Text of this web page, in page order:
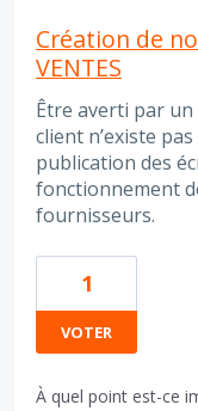
Création de
VENTES
Être averti par un
client n’existe
publication des
fonctionnement
fournisseurs.
1
VOTER
À quel point est-ce